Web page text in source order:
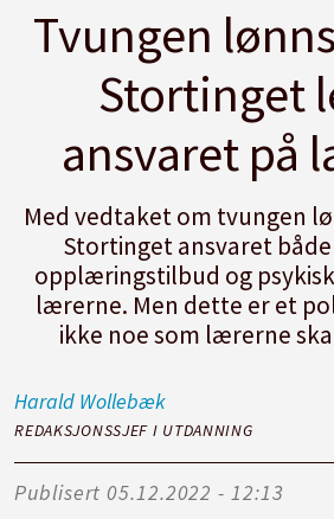
Tvungen
Stortinget
ansvaret på
Med vedtaket om tvungen
Stortinget ansvaret
opplæringstilbud og
lærerne. Men dette er et
ikke noe som lærerne
Harald Wollebæk
REDAKSJONSSJEF I UTDANNING
Publisert
05.12.2022 - 12:13